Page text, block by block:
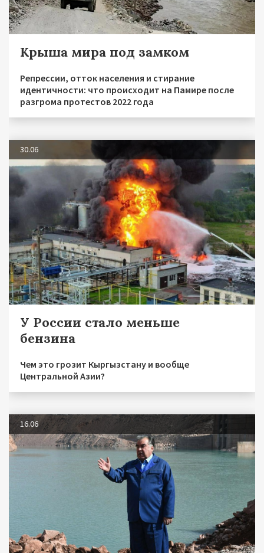
Крыша мира под замком
Репрессии, отток населения и стирание
идентичности: что происходит на Памире после
разгрома протестов 2022 года
30.06
У России стало меньше
бензина
Чем это грозит Кыргызстану и вообще
Центральной Азии?
16.06